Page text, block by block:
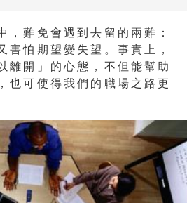
，難免會遇到去留的兩難：
害怕期望變失望。事實上，
離開」的心態，不但能幫助
也可使得我們的職場之路更